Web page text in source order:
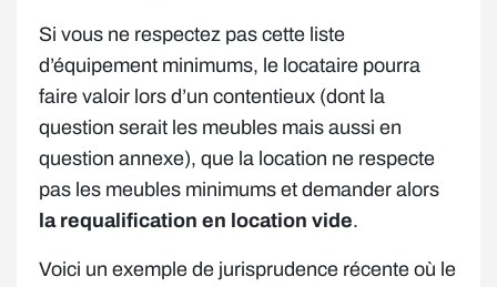
Si vous ne respectez pas cette liste
d’équipement minimums, le locataire pourra
faire valoir lors d’un contentieux (dont la
question serait les meubles mais aussi en
question annexe), que la location ne respecte
pas les meubles minimums et demander alors
la requalification en location vide.
Voici un exemple de jurisprudence récente où le